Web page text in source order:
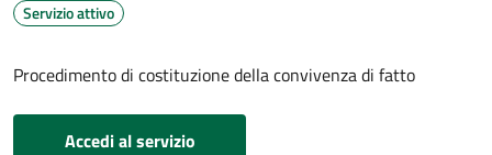
Servizio attivo
Procedimento di costituzione della convivenza di fatto
Accedi al servizio